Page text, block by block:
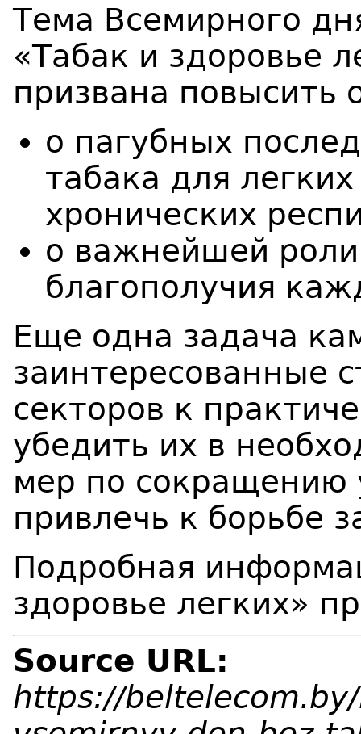
Тема Всемирного
«Табак и здоровье
призвана повысить
о пагубных
табака для
хронических
о важнейшей роли
благополучия
Еще одна задача
заинтересованные
секторов к
убедить их в
мер по сокращению
привлечь к борьбе
Подробная
здоровье легких»
Source URL:
https://